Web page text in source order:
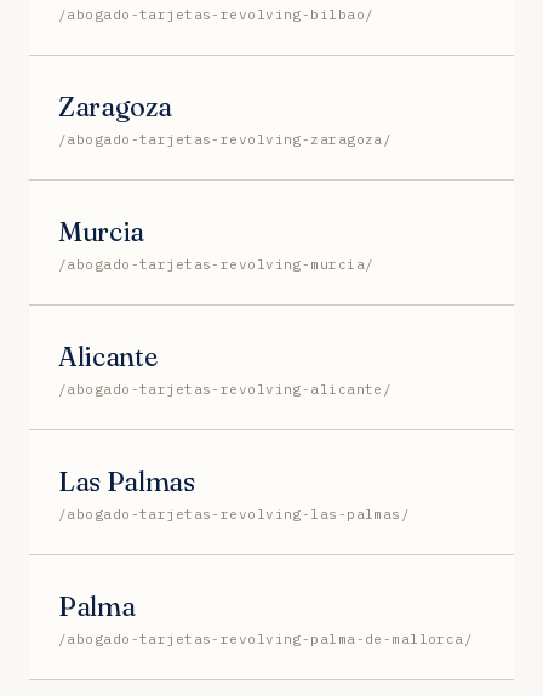
/abogado-tarjetas-revolving-bilbao/
Zaragoza
/abogado-tarjetas-revolving-zaragoza/
Murcia
/abogado-tarjetas-revolving-murcia/
Alicante
/abogado-tarjetas-revolving-alicante/
Las Palmas
/abogado-tarjetas-revolving-las-palmas/
Palma
/abogado-tarjetas-revolving-palma-de-mallorca/